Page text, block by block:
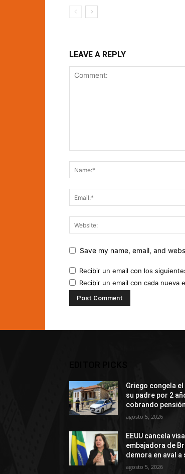
LEAVE A REPLY
Save my name, email, and
Recibir un email con los
Recibir un email con cada nueva
Griego congela
su padre por 2
cobrando pensión
agosto 5, 2026
EEUU cancela
embajadora de
demora en aval a
agosto 5, 2026